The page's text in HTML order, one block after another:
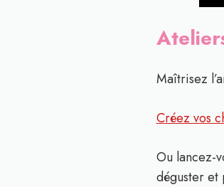
Maîtrisez
Créez vos
Ou lancez-
déguster et